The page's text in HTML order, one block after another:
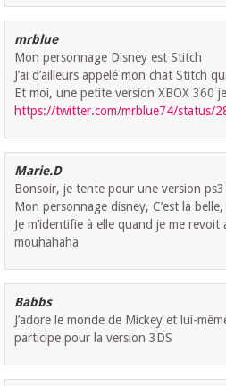
mrblue
Mon personnage Disney est Stitch
J’ai d’ailleurs appelé mon chat Stitch
Et moi, une petite version XBOX 360
https://twitter.com/mrblue74/status/
Marie.D
Bonsoir, je tente pour une version ps3
Mon personnage disney, C’est la
Je m’identifie à elle quand je me revoit
mouhahaha
Babbs
J’adore le monde de Mickey et lui-
participe pour la version 3DS